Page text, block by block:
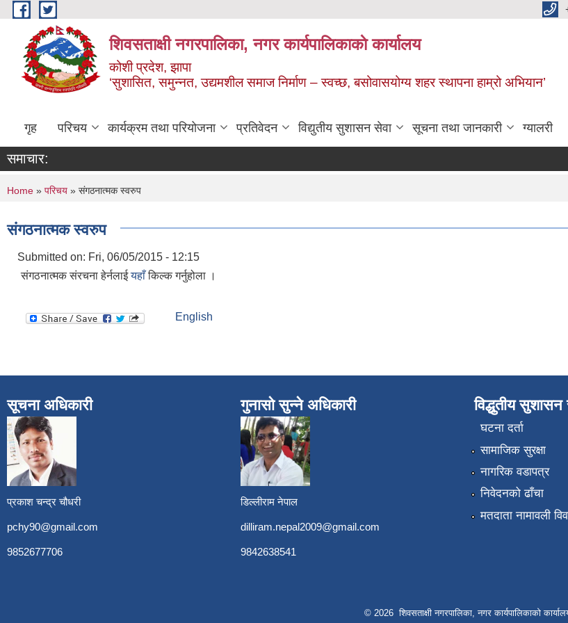
Skip to main content
शिवसताक्षी नगरपालिका, नगर कार्यपालिकाकाे कार्यालय
कोशी प्रदेश, झापा
‘सुशासित, समुन्‍नत, उद्यमशील समाज निर्माण – स्वच्छ, बसोवासयोग्य शहर स्थापना हाम्रो अभियान’
गृह परिचय कार्यक्रम तथा परियोजना प्रतिवेदन विद्युतीय सुशासन सेवा सूचना तथा जानकारी ग्यालरी
समाचार:
You are here
Home » परिचय » संगठनात्मक स्वरुप
संगठनात्मक स्वरुप
Submitted on: Fri, 06/05/2015 - 12:15
संगठनात्मक संरचना हेर्नलाईयहाँकिल्क गर्नुहोला ।
English
सूचना अधिकारी
प्रकाश चन्द्र चौधरी
pchy90@gmail.com
9852677706
गुनासो सुन्ने अधिकारी
डिल्लीराम नेपाल
dilliram.nepal2009@gmail.com
9842638541
विद्धुतीय सुशासन
घटना दर्ता
सामाजिक सुरक्षा
नागरिक वडापत्र
निवेदनको ढाँचा
मतदाता नामावली
© 2026 शिवसताक्षी नगरपालिका, नगर कार्यपालिकाकाे